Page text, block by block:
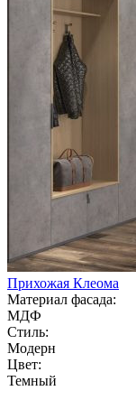
Прихожая Клеома
Материал фасада:
МДФ
Стиль:
Модерн
Цвет:
Темный